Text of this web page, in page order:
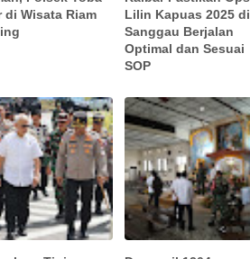
di Wisata Riam
Lilin Kapuas 2025 di
Sanggau Berjalan
Optimal dan Sesuai
SOP